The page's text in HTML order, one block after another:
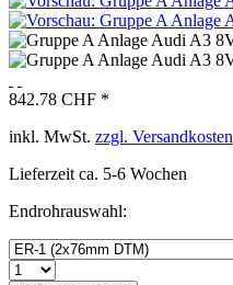
842.78 CHF *
inkl. MwSt. zzgl. Versandkosten
Lieferzeit ca. 5-6 Wochen
Endrohrauswahl: